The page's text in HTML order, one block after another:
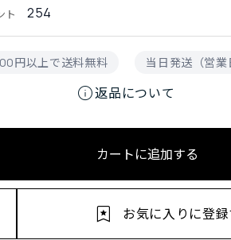
ト 254
円以上で送料無料 当日発送（営業
info返品について
カートに追加する
お気に入りに登録